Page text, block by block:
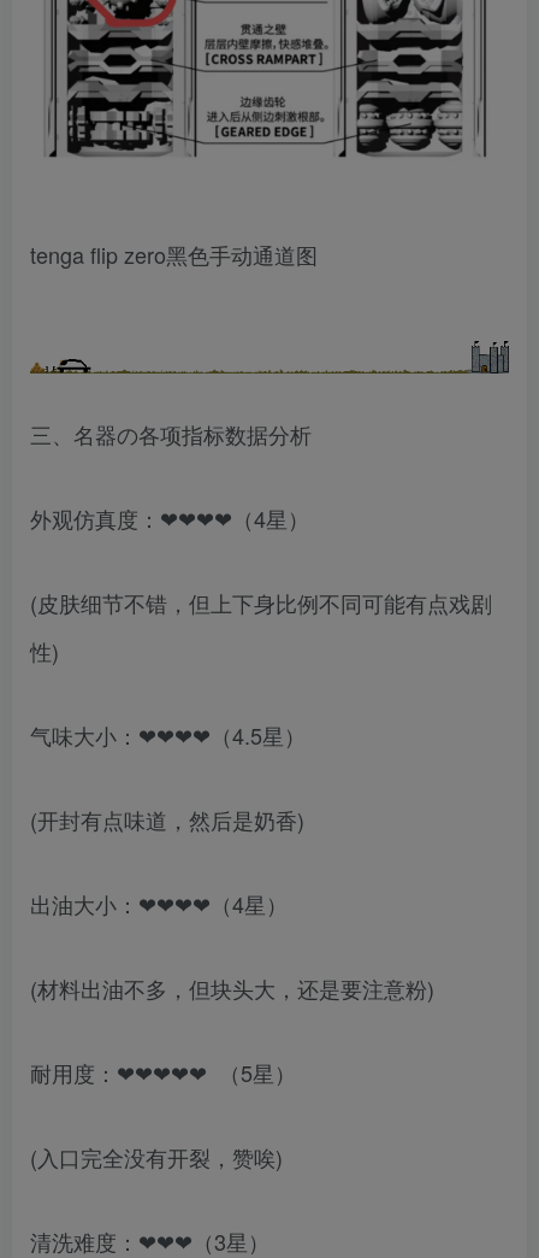
tenga flip zero黑色手动通道图
三、名器の各项指标数据分析
外观仿真度：❤❤❤❤（4星）
(皮肤细节不错，但上下身比例不同可能有点戏剧
性)
气味大小：❤❤❤❤（4.5星）
(开封有点味道，然后是奶香)
出油大小：❤❤❤❤（4星）
(材料出油不多，但块头大，还是要注意粉)
耐用度：❤❤❤❤❤ （5星）
(入口完全没有开裂，赞唉)
清洗难度：❤❤❤（3星）